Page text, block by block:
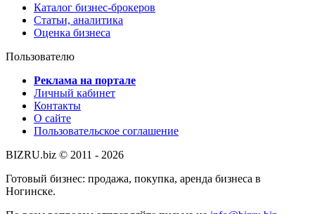
Каталог бизнес-брокеров
Статьи, аналитика
Оценка бизнеса
Пользователю
Реклама на портале
Личный кабинет
Контакты
О сайте
Пользовательское соглашение
BIZRU.biz © 2011 - 2026
Готовый бизнес: продажа, покупка, аренда бизнеса в
Ногинске.